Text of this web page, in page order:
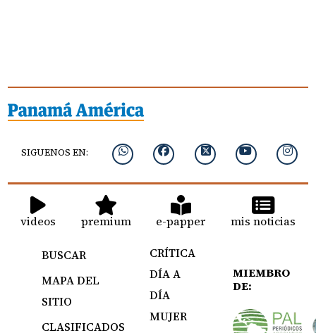
SIGUENOS EN:
videos premium e-papper mis noticias
BUSCAR
MAPA DEL
SITIO
CLASIFICADOS
CRÍTICA
DÍA A
DÍA
MUJER
MIEMBRO
DE: